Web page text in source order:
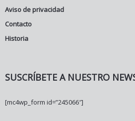
Aviso de privacidad
Contacto
Historia
SUSCRÍBETE A NUESTRO
[mc4wp_form id=”245066″]